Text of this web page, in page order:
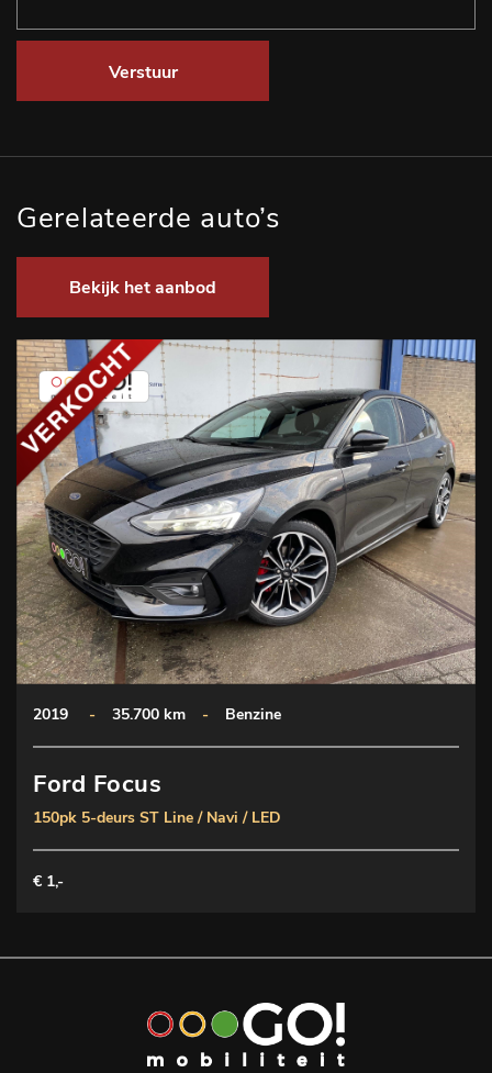
Verstuur
Gerelateerde auto’s
Bekijk het aanbod
2019 - 35.700 km - Benzine
Ford Focus
150pk 5-deurs ST Line / Navi / LED
€ 1,-